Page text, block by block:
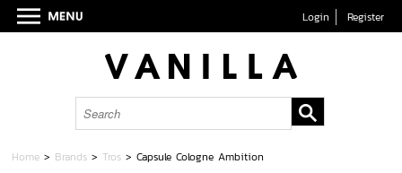
Login Register
Home > Brands >Tros >Capsule Cologne Ambition